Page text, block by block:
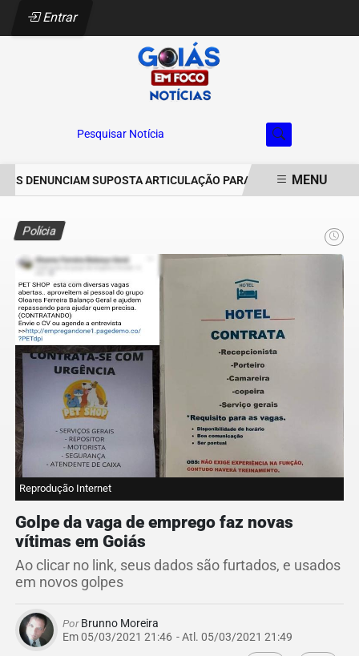
Entrar
Pesquisar Notícia
DENUNCIAM SUPOSTA ARTICULAÇÃO PARA INVASÕES DEMENU
Polícia
Reprodução Internet
Golpe da vaga de emprego faz novas
vítimas em Goiás
Ao clicar no link, seus dados são furtados, e usados
em novos golpes
PorBrunno Moreira
Em 05/03/2021 21:46 - Atl. 05/03/2021 21:49